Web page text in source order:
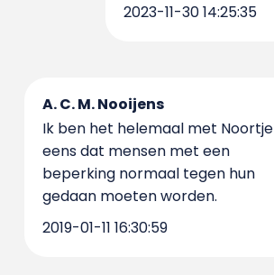
2023-11-30 14:25:35
A. C. M. Nooijens
Ik ben het helemaal met Noortje
eens dat mensen met een
beperking normaal tegen hun
gedaan moeten worden.
2019-01-11 16:30:59